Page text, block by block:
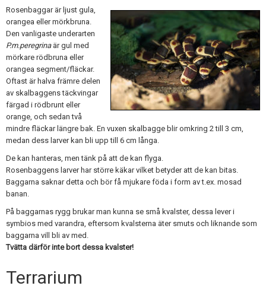
Rosenbaggar är ljust gula,
orangea eller mörkbruna.
Den vanligaste underarten
P.m.peregrinaär gul med
mörkare rödbruna eller
orangea segment/fläckar.
Oftast är halva främre delen
av skalbaggens täckvingar
färgad i rödbrunt eller
orange, och sedan två
mindre fläckar längre bak. En vuxen skalbagge blir omkring 2 till 3 cm,
medan dess larver kan bli upp till 6 cm långa.
De kan hanteras, men tänk på att de kan flyga.
Rosenbaggens larver har större käkar vilket betyder att de kan bitas.
Baggarna saknar detta och bör få mjukare föda i form av t.ex. mosad
banan.
På baggarnas rygg brukar man kunna se små kvalster, dessa lever i
symbios med varandra, eftersom kvalsterna äter smuts och liknande som
baggarna vill bli av med.
Tvätta därför inte bort dessa kvalster!
Terrarium